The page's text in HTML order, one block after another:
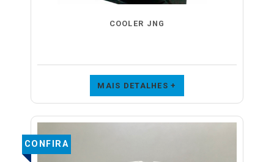
COOLER JNG
MAIS DETALHES +
CONFIRA